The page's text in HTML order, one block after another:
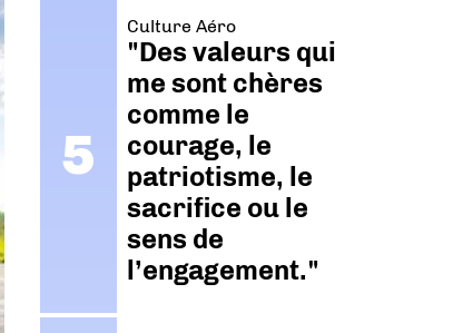
Culture Aéro
"Des valeurs qui
me sont chères
comme le
courage, le
patriotisme, le
sacrifice ou le
sens de
l’engagement."